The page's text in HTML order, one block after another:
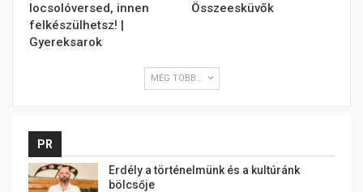
locsolóversed, innen
felkészülhetsz! |
Gyereksarok
Összeesküvők
MÉG TÖBB...
PR
Erdély a történelmünk és a kultúránk
bölcsője